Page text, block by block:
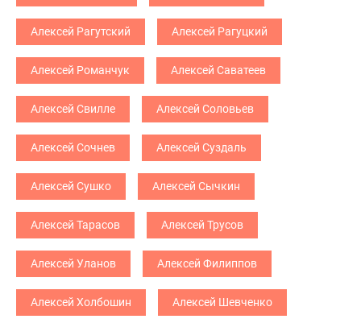
Алексей Рагутский Алексей Рагуцкий
Алексей Романчук Алексей Саватеев
Алексей Свилле Алексей Соловьев
Алексей Сочнев Алексей Суздаль
Алексей Сушко Алексей Сычкин
Алексей Тарасов Алексей Трусов
Алексей Уланов Алексей Филиппов
Алексей Холбошин Алексей Шевченко